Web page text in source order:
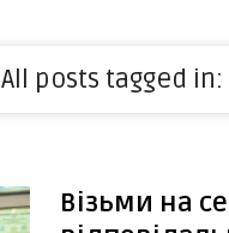
All posts tagged in:
Візьми на